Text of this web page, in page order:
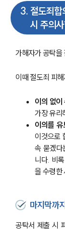
3. 절도죄합
시 주의
가해자가 공탁을
이때 절도죄 피
이의 없이
가장 유리
이의를
이것으로
속 묻겠다
니다. 비
을 수령한
마지막까
공탁서 제출 시